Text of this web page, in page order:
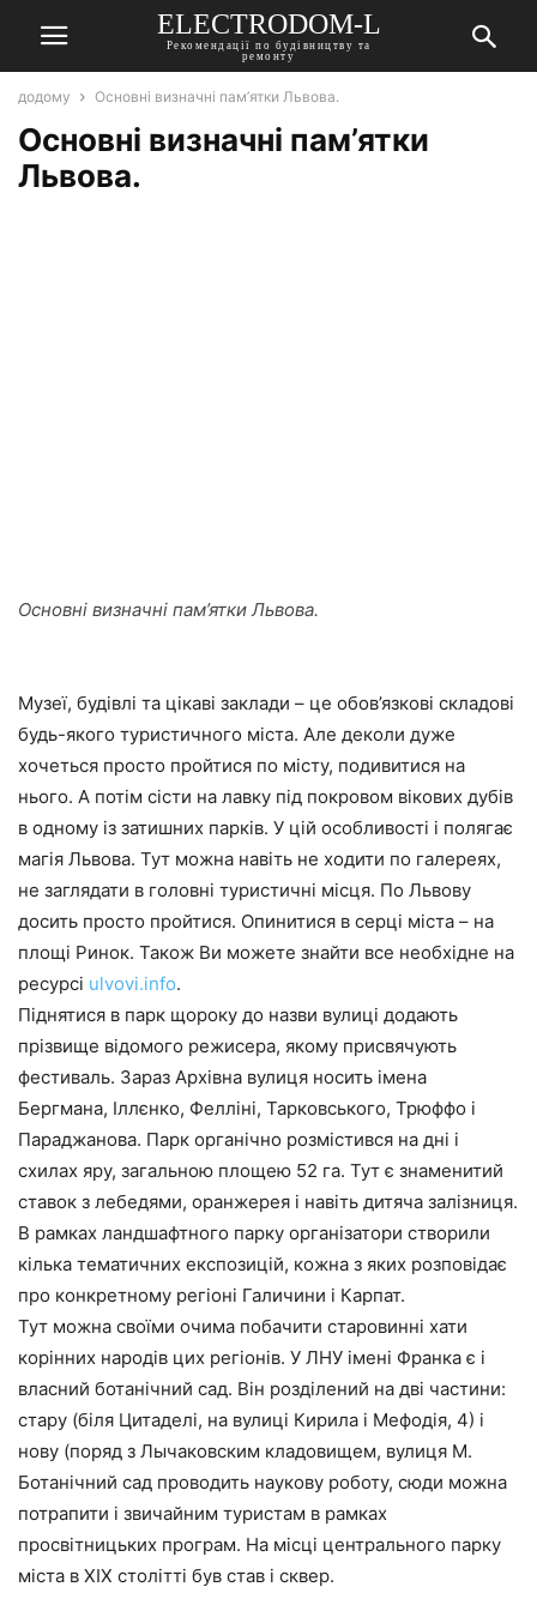
ELECTRODOM-L
Рекомендації по будівництву та
ремонту
додому Основні визначні пам’ятки Львова.
Основні визначні пам’ятки
Львова.
Основні визначні пам’ятки Львова.
Музеї, будівлі та цікаві заклади – це обов’язкові складові
будь-якого туристичного міста. Але деколи дуже
хочеться просто пройтися по місту, подивитися на
нього. А потім сісти на лавку під покровом вікових дубів
в одному із затишних парків. У цій особливості і полягає
магія Львова. Тут можна навіть не ходити по галереях,
не заглядати в головні туристичні місця. По Львову
досить просто пройтися. Опинитися в серці міста – на
площі Ринок. Також Ви можете знайти все необхідне на
ресурсі ulvovi.info.
Піднятися в парк щороку до назви вулиці додають
прізвище відомого режисера, якому присвячують
фестиваль. Зараз Архівна вулиця носить імена
Бергмана, Іллєнко, Фелліні, Тарковського, Трюффо і
Параджанова. Парк органічно розмістився на дні і
схилах яру, загальною площею 52 га. Тут є знаменитий
ставок з лебедями, оранжерея і навіть дитяча залізниця.
В рамках ландшафтного парку організатори створили
кілька тематичних експозицій, кожна з яких розповідає
про конкретному регіоні Галичини і Карпат.
Тут можна своїми очима побачити старовинні хати
корінних народів цих регіонів. У ЛНУ імені Франка є і
власний ботанічний сад. Він розділений на дві частини:
стару (біля Цитаделі, на вулиці Кирила і Мефодія, 4) і
нову (поряд з Лычаковским кладовищем, вулиця М.
Ботанічний сад проводить наукову роботу, сюди можна
потрапити і звичайним туристам в рамках
просвітницьких програм. На місці центрального парку
міста в XIX столітті був став і сквер.